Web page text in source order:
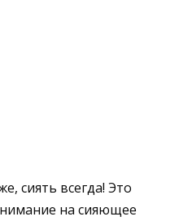
сиять всегда! Это
на сияющее